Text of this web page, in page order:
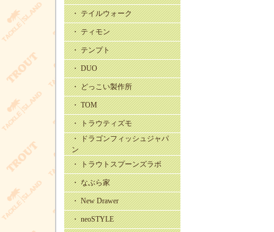
・ テイルウォーク
・ ティモン
・ テンプト
・ DUO
・ どっこい製作所
・ TOM
・ トラウティズモ
・ ドラゴンフィッシュジャパ
ン
・ トラウトスプーンズラボ
・ なぶら家
・ New Drawer
・ neoSTYLE